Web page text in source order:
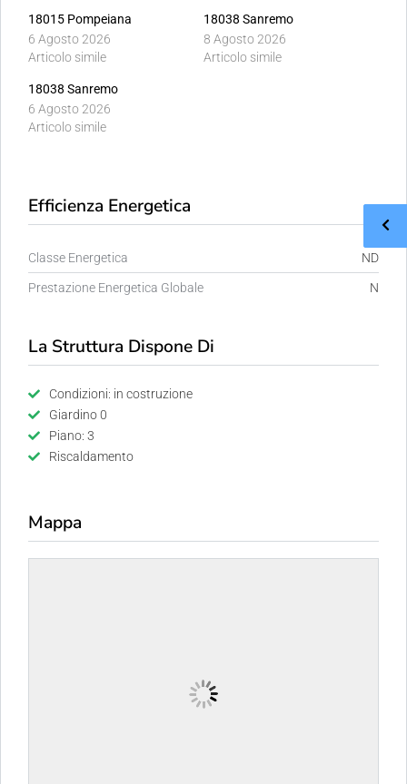
18015 Pompeiana
6 Agosto 2026
Articolo simile
18038 Sanremo
8 Agosto 2026
Articolo simile
18038 Sanremo
6 Agosto 2026
Articolo simile
Efficienza Energetica
Classe Energetica ND
Prestazione Energetica Globale N
La Struttura Dispone Di
Condizioni: in costruzione
Giardino 0
Piano: 3
Riscaldamento
Mappa